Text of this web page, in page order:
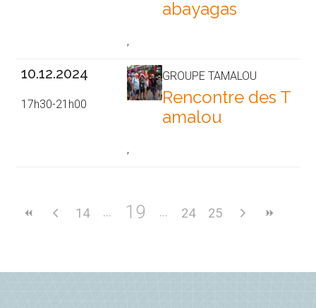
abayagas
,
10.12.2024
17h30-21h00
GROUPE TAMALOU
Rencontre des T
amalou
,
14 19 24 25